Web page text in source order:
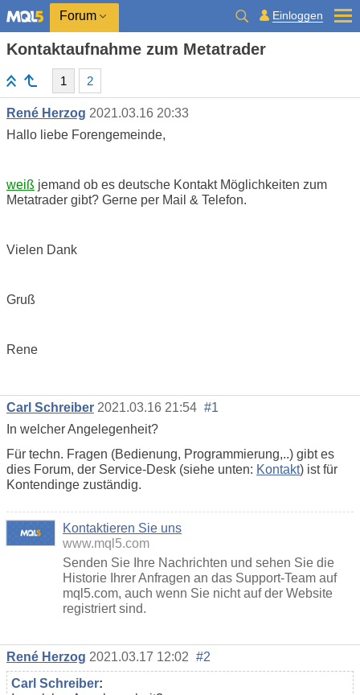
Forum Einloggen
Kontaktaufnahme zum Metatrader
1 2
René Herzog 2021.03.16 20:33
Hallo liebe Forengemeinde,
weiß jemand ob es deutsche Kontakt Möglichkeiten zum
Metatrader gibt? Gerne per Mail & Telefon.
Vielen Dank
Gruß
Rene
Carl Schreiber 2021.03.16 21:54 #1
In welcher Angelegenheit?
Für techn. Fragen (Bedienung, Programmierung,..) gibt es
dies Forum, der Service-Desk (siehe unten: Kontakt) ist für
Kontendinge zuständig.
Kontaktieren Sie uns
www.mql5.com
Senden Sie Ihre Nachrichten und sehen Sie die
Historie Ihrer Anfragen an das Support-Team auf
mql5.com, auch wenn Sie nicht auf der Website
registriert sind.
René Herzog 2021.03.17 12:02 #2
Carl Schreiber: